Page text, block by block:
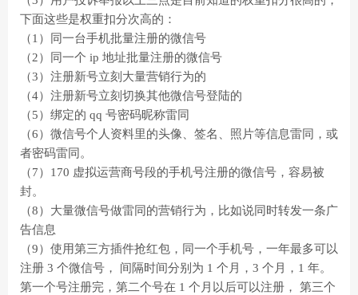
下面这些是权重扣分次高的：
（1）同一台手机批量注册的微信号
（2）同一个 ip 地址批量注册的微信号
（3）注册新号立刻大量营销行为的
（4）注册新号立刻切换其他微信号登陆的
（5）绑定的 qq 号密码昵称雷同
（6）微信号个人资料里的头像、签名、照片等信息雷同，或
者密码雷同。
（7）170 虚拟运营商号段的手机号注册的微信号，容易被
封。
（8）大量微信号做雷同的营销行为，比如说同时转发一条广
告信息
（9）使用第三方插件抢红包，同一个手机号，一年最多可以
注册 3 个微信号， 间隔时间分别为 1 个月，3 个月，1 年。
第一个号注册完，第二个号在 1 个月以后可以注册， 第三个